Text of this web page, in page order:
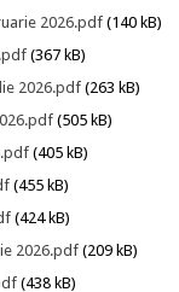
2026.pdf (140 kB)
(367 kB)
2026.pdf (263 kB)
(505 kB)
(405 kB)
(455 kB)
(424 kB)
2026.pdf (209 kB)
(438 kB)